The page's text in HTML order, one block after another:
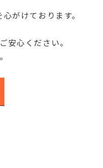
がけております。
心ください。